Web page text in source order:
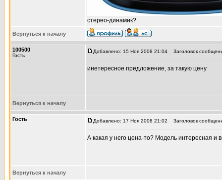
стерео-динамик?
Вернуться к началу
100500
Гость
Добавлено: 15 Ноя 2008 21:04 Заголовок
инетересное предложение, за такую цену
Вернуться к началу
Гость Добавлено: 17 Ноя 2008 21:02 Заголовок
А какая у него цена-то? Модель интересная и
Вернуться к началу